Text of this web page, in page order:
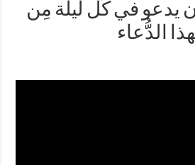
أن يدعو في كُل لَيلَة مِن
الدُّعاء